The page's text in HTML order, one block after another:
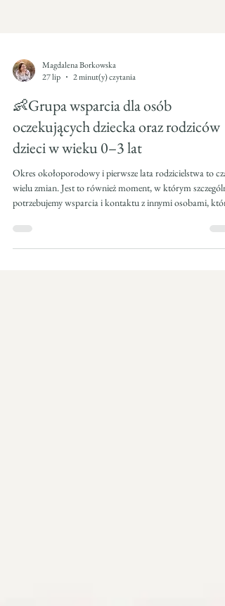
27 lip
2 minut(y) czytania
👶Grupa wsparcia dla osób
oczekujących dziecka oraz rodziców
dzieci w wieku 0–3 lat
Okres okołoporodowy i pierwsze lata rodzicielstwa to czas
potrzebujemy wsparcia i kontaktu z innymi osobami, które
przechodzą lub przeszły podobne doświadczenia.